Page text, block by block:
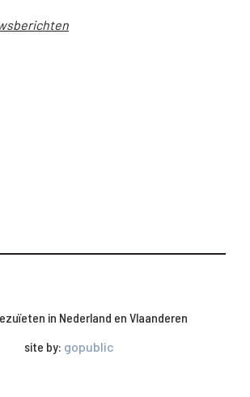
in Nederland en Vlaanderen
site by: gopublic